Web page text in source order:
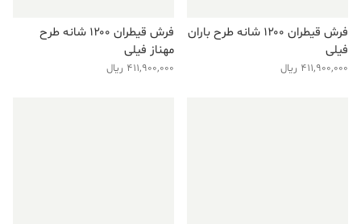
فرش قیطران ۱۲۰۰ شانه طرح باران
فیلی
411,900,000 ریال
فرش قیطران ۱۲۰۰ شانه طرح
مهناز فیلی
411,900,000 ریال